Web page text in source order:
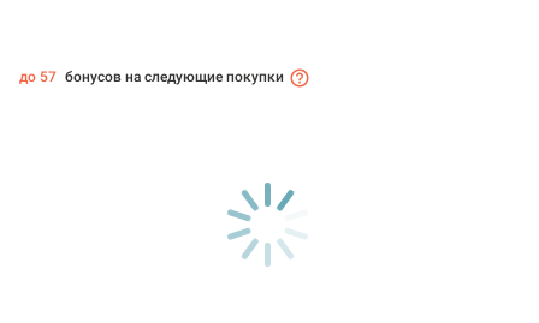
до 57 бонусов на следующие покупки